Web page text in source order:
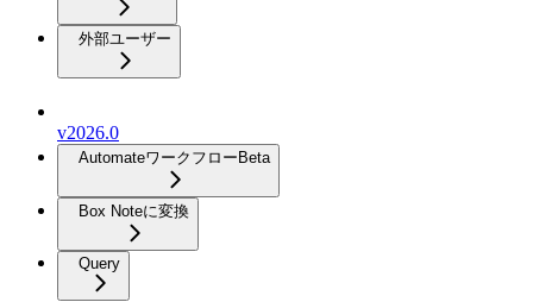
外部ユーザー
v2026.0
Automateワークフロー Beta
Box Noteに変換
Query